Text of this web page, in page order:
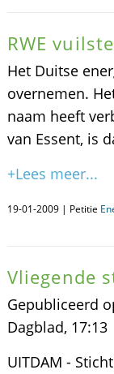
RWE
Het Duitse
overnemen.
naam heeft
van Essent, is
+Lees meer...
19-01-2009 | Petitie
Vliegende
Gepubliceerd
Dagblad, 17:13
UITDAM -